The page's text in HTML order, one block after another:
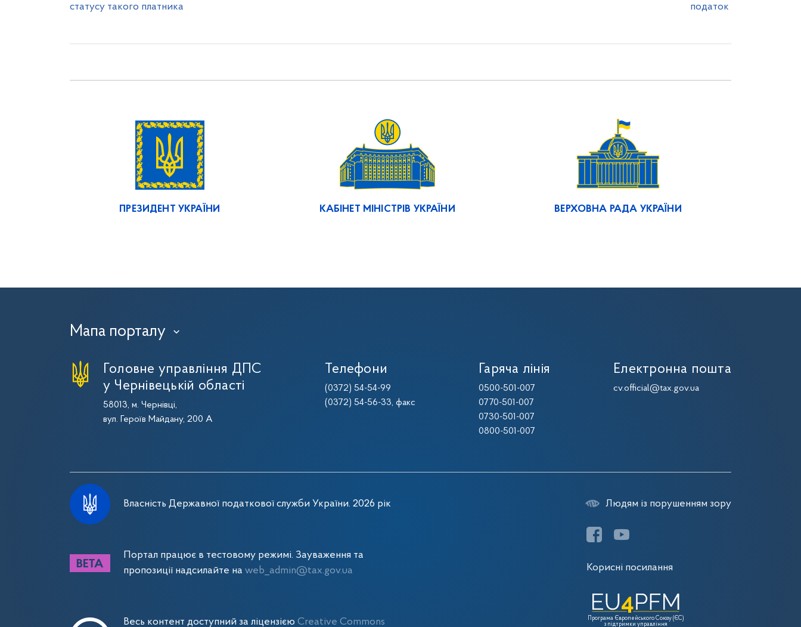
статусу такого платника
податок
ПРЕЗИДЕНТ УКРАЇНИ КАБІНЕТ МІНІСТРІВ УКРАЇНИ ВЕРХОВНА РАДА УКРАЇНИ
Мапа порталу ›
Головне управління ДПС
у Чернівецькій області
58013, м. Чернівці,
вул. Героїв Майдану, 200 А
Телефони
(0372) 54-54-99
(0372) 54-56-33, факс
Гаряча лінія
0500-501-007
0770-501-007
0730-501-007
0800-501-007
Електронна пошта
cv.official@tax.gov.ua
Власність Державної податкової служби України. 2026 рік
Портал працює в тестовому режимі. Зауваження та
пропозиції надсилайте на web_admin@tax.gov.ua
Весь контент доступний за ліцензією Creative Commons
Людям із порушенням зору
Корисні посилання
Програма Європейського Союзу (ЄС)
з підтримки управління